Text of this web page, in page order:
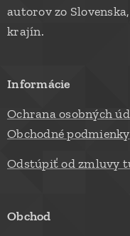
autorov zo
krajín.
Informácie
Ochrana osobných
Obchodné podmienky
Odstúpiť od zmluvy
Obchod